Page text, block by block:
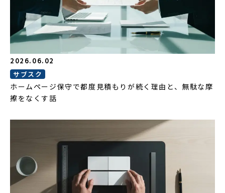
2026.06.02
サブスク
ホームページ保守で都度見積もりが続く理由と、無駄な摩
擦をなくす話